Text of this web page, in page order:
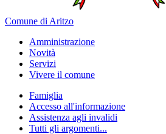
Comune di Aritzo
Amministrazione
Novità
Servizi
Vivere il comune
Famiglia
Accesso all'informazione
Assistenza agli invalidi
Tutti gli argomenti...